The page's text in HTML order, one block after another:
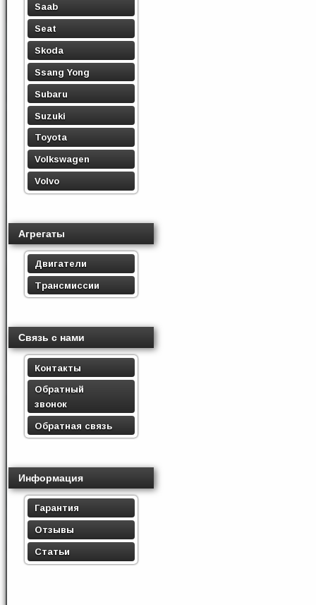
Saab
Seat
Skoda
Ssang Yong
Subaru
Suzuki
Toyota
Volkswagen
Volvo
Агрегаты
Двигатели
Трансмиссии
Связь с нами
Контакты
Обратный
звонок
Обратная связь
Информация
Гарантия
Отзывы
Статьи